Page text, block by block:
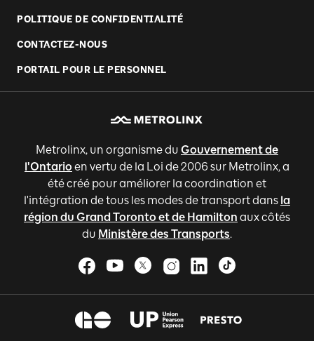
POLITIQUE DE CONFIDENTIALITÉ
CONTACTEZ-NOUS
PORTAIL POUR LE PERSONNEL
Metrolinx, un organisme du Gouvernement de
l'Ontario en vertu de la Loi de 2006 sur Metrolinx, a
été créé pour améliorer la coordination et
l'intégration de tous les modes de transport dans la
région du Grand Toronto et de Hamilton aux côtés
du Ministère des Transports.